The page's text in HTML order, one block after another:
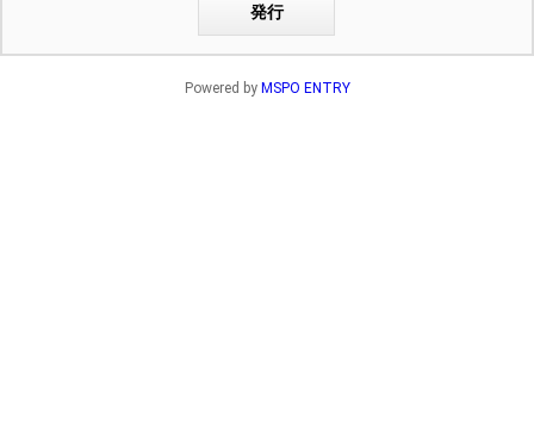
Powered by MSPO ENTRY